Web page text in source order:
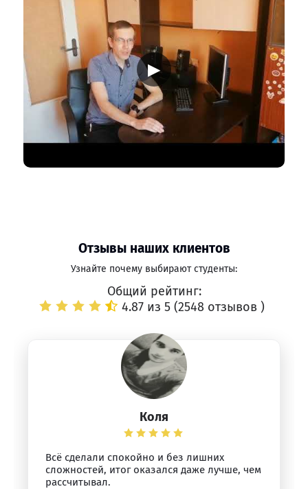
▶
Отзывы наших клиентов
Узнайте почему выбирают студенты:
Общий рейтинг:
4.87 из 5 (2548 отзывов )
Коля
Всё сделали спокойно и без лишних
сложностей, итог оказался даже лучше, чем
рассчитывал.